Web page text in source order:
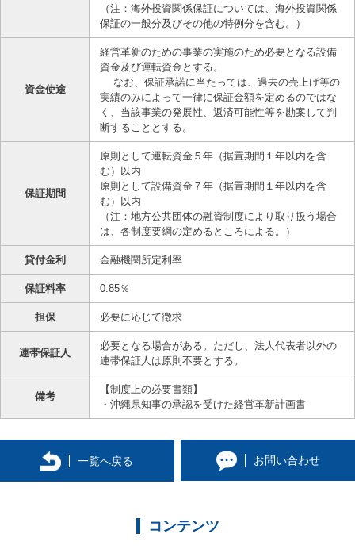
（注：海外投資関係保証については、海外投資関係
保証の一般分及びその他の特例分を含む。）
資金使途
経営革新のための事業の実施のため必要となる設備
資金及び運転資金とする。
なお、保証承諾に当たっては、過去の売上げ等の
実績のみによって一律に保証金額を定めるのではな
く、当該事業の発展性、返済可能性等を勘案して判
断することとする。
保証期間
原則として運転資金５年（据置期間１年以内を含
む）以内
原則として設備資金７年（据置期間１年以内を含
む）以内
（注：地方公共団体の融資制度により取り扱う場合
は、各制度要綱の定めるところによる。）
貸付金利 金融機関所定利率
保証料率 0.85％
担保 必要に応じて徴求
連帯保証人
必要となる場合がある。ただし、法人代表者以外の
連帯保証人は原則不要とする。
備考
【制度上の必要書類】
・沖縄県知事の承認を受けた経営革新計画書
一覧へ戻る お問い合わせ
コンテンツ